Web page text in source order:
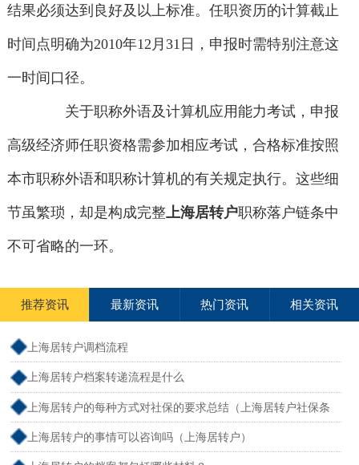
结果必须达到良好及以上标准。任职资历的计算截止
时间点明确为2010年12月31日，申报时需特别注意这
一时间口径。
关于职称外语及计算机应用能力考试，申报
高级经济师任职资格需参加相应考试，合格标准按照
本市职称外语和职称计算机的有关规定执行。这些细
节虽繁琐，却是构成完整上海居转户职称落户链条中
不可省略的一环。
推荐资讯 最新资讯 热门资讯 相关资讯
上海居转户调档流程
上海居转户档案转递流程是什么
上海居转户的每种方式对社保的要求总结（上海居转户社保条
件）
上海居转户的事情可以咨询吗（上海居转户）